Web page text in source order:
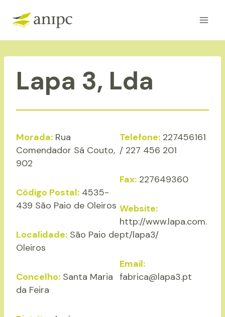
content
Lapa 3, Lda
Morada: Rua
Comendador Sá Couto,
902
Código Postal: 4535-
439 São Paio de Oleiros
Localidade: São Paio de
Oleiros
Concelho: Santa Maria
da Feira
Telefone:227456161
/ 227 456 201
Fax:227649360
Website:
http://www.lapa.com.
pt/lapa3/
Email:
fabrica@lapa3.pt